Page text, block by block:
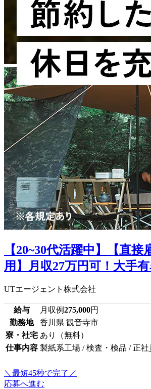
【20~30代活躍中】【直接
用】月収27万円可！大手
UTエージェント株式会社
給与 月収例275,000円
勤務地
香川県 観音寺市
寮・社宅 あり（無料）
仕事内容 製紙系工場 / 検査・検品 / 正社
＼最短45秒で完了／
応募へ進む